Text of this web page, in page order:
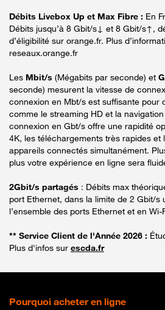
Débits Livebox Up et Max Fibre : En
Débits jusqu’à 8 Gbit/s↓ et 8 Gbit/s↑,
d’éligibilité sur orange.fr. Plus
reseaux.orange.fr
Les Mbit/s (Mégabits par seconde) et
seconde) mesurent la vitesse de
connexion en Mbt/s est suffisante pour
comme le streaming HD et la
connexion en Gbt/s offre une rapidité
4K, les téléchargements très rapides et
appareils connectés simultanément.
plus votre expérience en ligne sera
2Gbit/s partagés : Débits max
port Ethernet, dans la limite de 2 Gbit/s
l’ensemble des ports Ethernet et en Wi-
** Service Client de l'Année 2026 :
Plus d'infos sur escda.fr
Pourquoi acheter en ligne